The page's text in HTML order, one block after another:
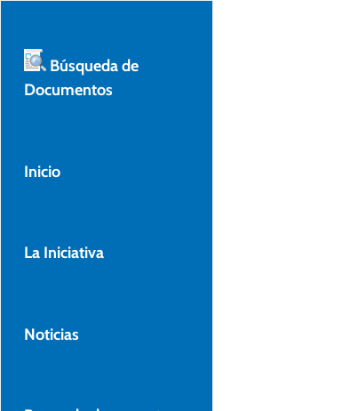
Búsqueda de
Documentos
Inicio
La Iniciativa
Noticias